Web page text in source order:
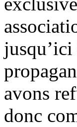
avons
donc